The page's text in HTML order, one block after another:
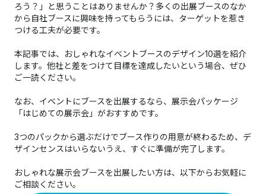
ろう？」と思うことはありませんか？多くの出展ブースのなか
から自社ブースに興味を持ってもらうには、ターゲットを惹き
つける工夫が必要です。
本記事では、おしゃれなイベントブースのデザイン10選を紹介
します。他社と差をつけて目標を達成したいという場合、ぜひ
ご一読ください。
なお、イベントにブースを出展するなら、展示会パッケージ
「はじめての展示会」がおすすめです。
3つのパックから選ぶだけでブース作りの用意が終わるため、デ
ザインセンスはいらないうえ、すぐに準備が完了します。
おしゃれな展示会ブースを出展したい方は、以下からお気軽に
ご相談ください。